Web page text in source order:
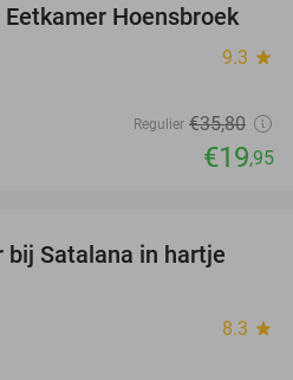
44%
Hoensbroek
9.3 star
Regulier €35,80
€19,95
40%
bij Satalana in hartje
8.3 star